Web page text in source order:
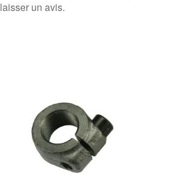
laisser un avis.